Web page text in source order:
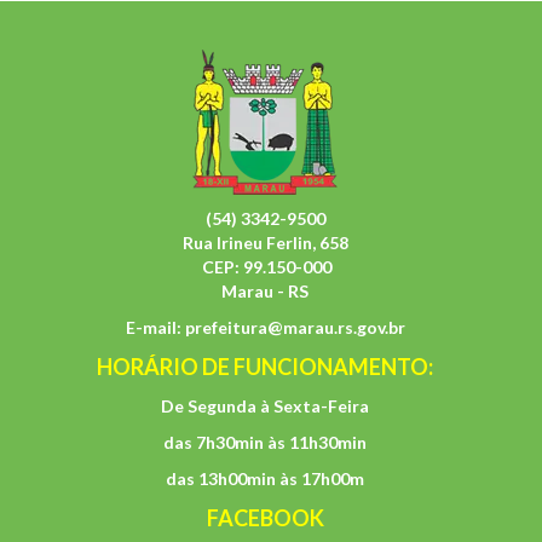
(54) 3342-9500
Rua Irineu Ferlin, 658
CEP: 99.150-000
Marau - RS
E-mail: prefeitura@marau.rs.gov.br
HORÁRIO DE FUNCIONAMENTO:
De Segunda à Sexta-Feira
das 7h30min às 11h30min
das 13h00min às 17h00m
FACEBOOK